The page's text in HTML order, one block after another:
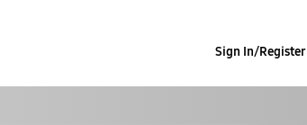
Sign In/Register